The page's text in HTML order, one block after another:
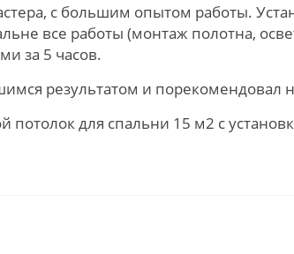
с большим опытом работы.
все работы (монтаж полотна,
за 5 часов.
результатом и порекомендовал
потолок для спальни 15 м2 с